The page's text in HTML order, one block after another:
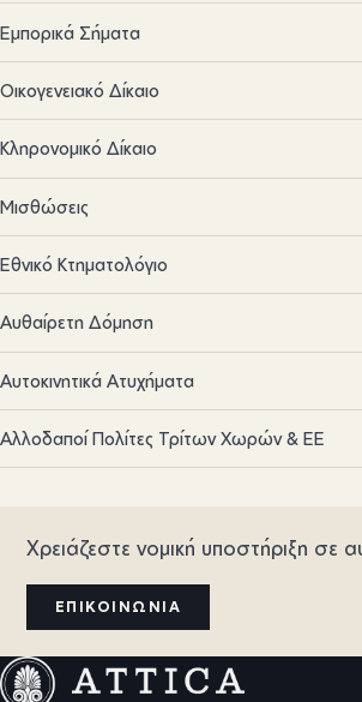
Εμπορικά Σήματα
Οικογενειακό Δίκαιο
Κληρονομικό Δίκαιο
Μισθώσεις
Εθνικό Κτηματολόγιο
Αυθαίρετη Δόμηση
Αυτοκινητικά Ατυχήματα
Αλλοδαποί Πολίτες Τρίτων Χωρών & ΕΕ
Χρειάζεστε νομική υποστήριξη σε
ΕΠΙΚΟΙΝΩΝΊΑ